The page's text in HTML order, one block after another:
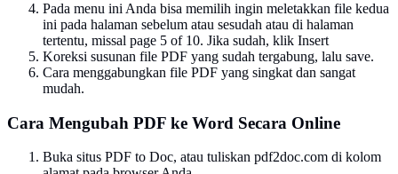
Pada menu ini Anda bisa memilih ingin meletakkan file kedua
ini pada halaman sebelum atau sesudah atau di halaman
tertentu, missal page 5 of 10. Jika sudah, klik Insert
Koreksi susunan file PDF yang sudah tergabung, lalu save.
Cara menggabungkan file PDF yang singkat dan sangat
mudah.
Cara Mengubah PDF ke Word Secara Online
Buka situs PDF to Doc, atau tuliskan pdf2doc.com di kolom